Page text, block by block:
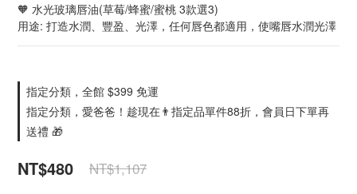
🧡 水光玻璃唇油(草莓/蜂蜜/蜜桃 3款選3)
用途: 打造水潤、豐盈、光澤，任何唇色都適用，使嘴唇水潤光澤
指定分類，全館 $399 免運
指定分類，愛爸爸！趁現在👨指定品單件88折，會員日下單再
送禮 🎁
NT$480 NT$1,107